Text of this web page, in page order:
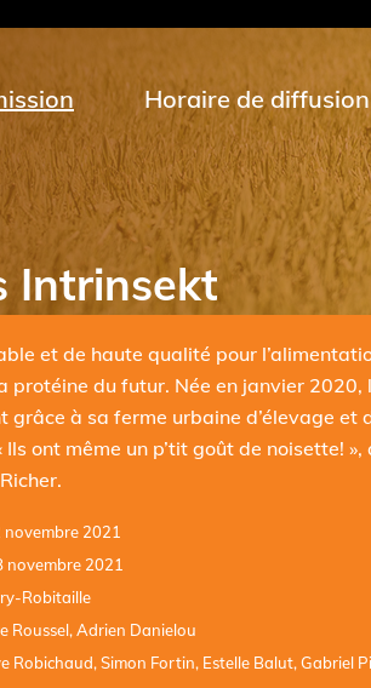
Horaire de diffusion
Intrinsekt
et de haute qualité pour
protéine du futur. Née en janvier 2020,
grâce à sa ferme urbaine d’élevage et
Ils ont même un p’tit goût de noisette!
novembre 2021
novembre 2021
Robitaille
Roussel, Adrien Danielou
Robichaud, Simon Fortin, Estelle Balut, Gabriel